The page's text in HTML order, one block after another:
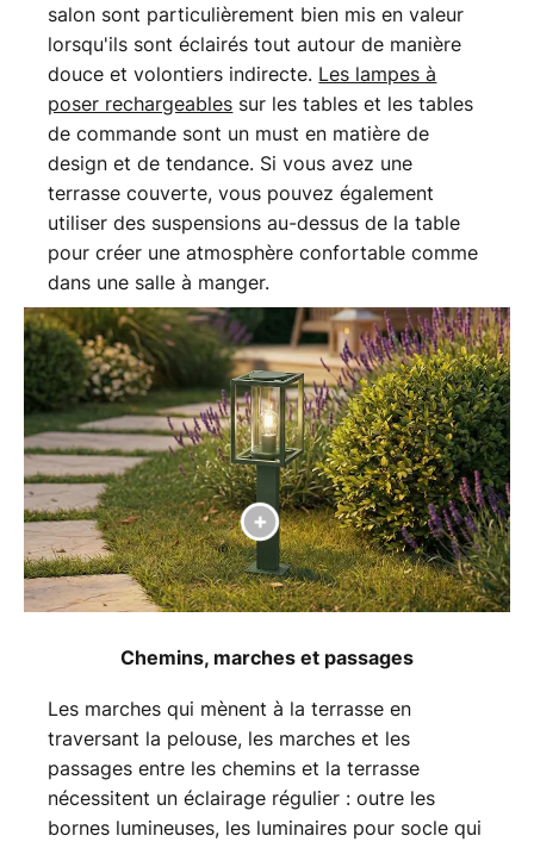
salon sont particulièrement bien mis en valeur
lorsqu'ils sont éclairés tout autour de manière
douce et volontiers indirecte. Les lampes à
poser rechargeables sur les tables et les tables
de commande sont un must en matière de
design et de tendance. Si vous avez une
terrasse couverte, vous pouvez également
utiliser des suspensions au-dessus de la table
pour créer une atmosphère confortable comme
dans une salle à manger.
Chemins, marches et passages
Les marches qui mènent à la terrasse en
traversant la pelouse, les marches et les
passages entre les chemins et la terrasse
nécessitent un éclairage régulier : outre les
bornes lumineuses, les luminaires pour socle qui